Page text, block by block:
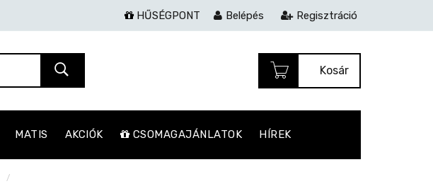
HŰSÉGPONT Belépés Regisztráció
Kosár
MATIS AKCIÓK CSOMAGAJÁNLATOK HÍREK
/